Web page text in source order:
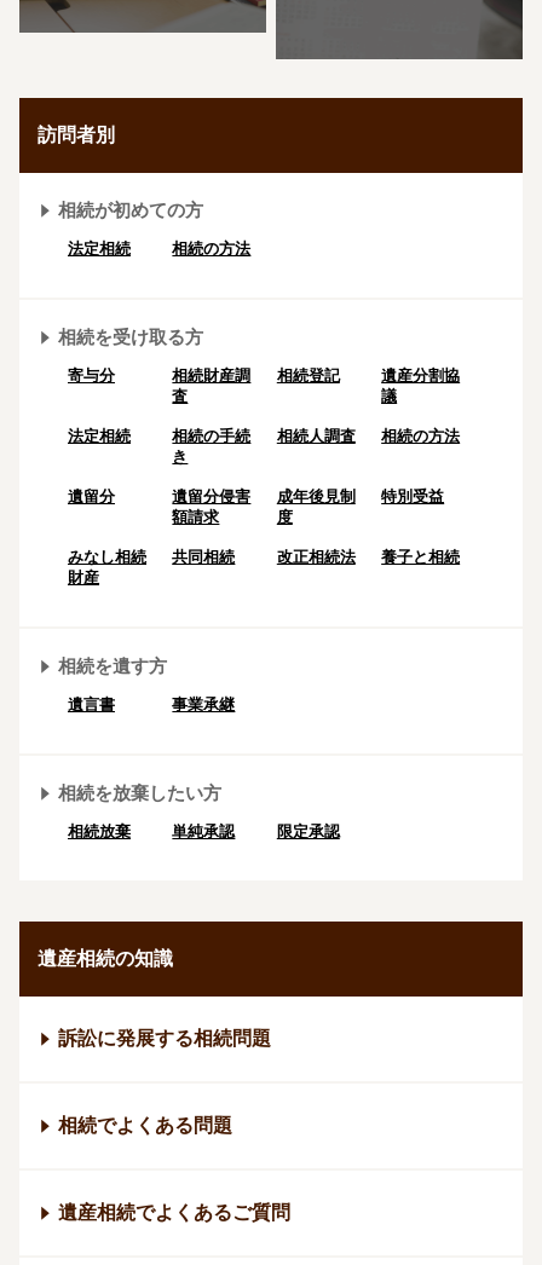
訪問者別
相続が初めての方
法定相続 相続の方法
相続を受け取る方
寄与分
相続財産調
査
相続登記
遺産分割協
議
法定相続
相続の⼿続
き
相続人調査 相続の方法
遺留分
遺留分侵害
額請求
成年後⾒制
度
特別受益
みなし相続
財産
共同相続 改正相続法 養子と相続
相続を遺す方
遺言書 事業承継
相続を放棄したい方
相続放棄 単純承認 限定承認
遺産相続の知識
訴訟に発展する相続問題
相続でよくある問題
遺産相続でよくあるご質問